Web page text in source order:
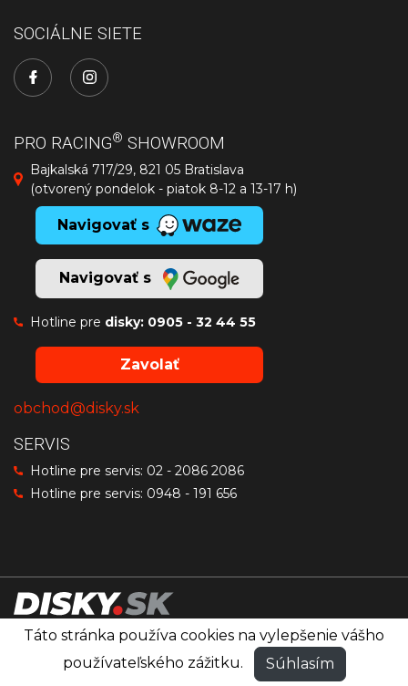
SOCIÁLNE SIETE
PRO RACING® SHOWROOM
Bajkalská 717/29, 821 05 Bratislava
(otvorený pondelok - piatok 8-12 a 13-17 h)
Navigovať s
Navigovať s
Hotline pre disky: 0905 - 32 44 55
Zavolať
obchod@disky.sk
SERVIS
Hotline pre servis: 02 - 2086 2086
Hotline pre servis: 0948 - 191 656
Disky značiek OZ Racing, MSW a Sparco
© PRO RACING®Všetky práva vyhradené.
Táto stránka používa cookies na vylepšenie vášho
používateľského zážitku.
Súhlasím